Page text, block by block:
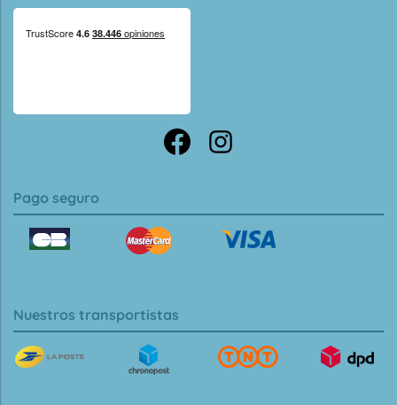
Pago seguro
Nuestros transportistas